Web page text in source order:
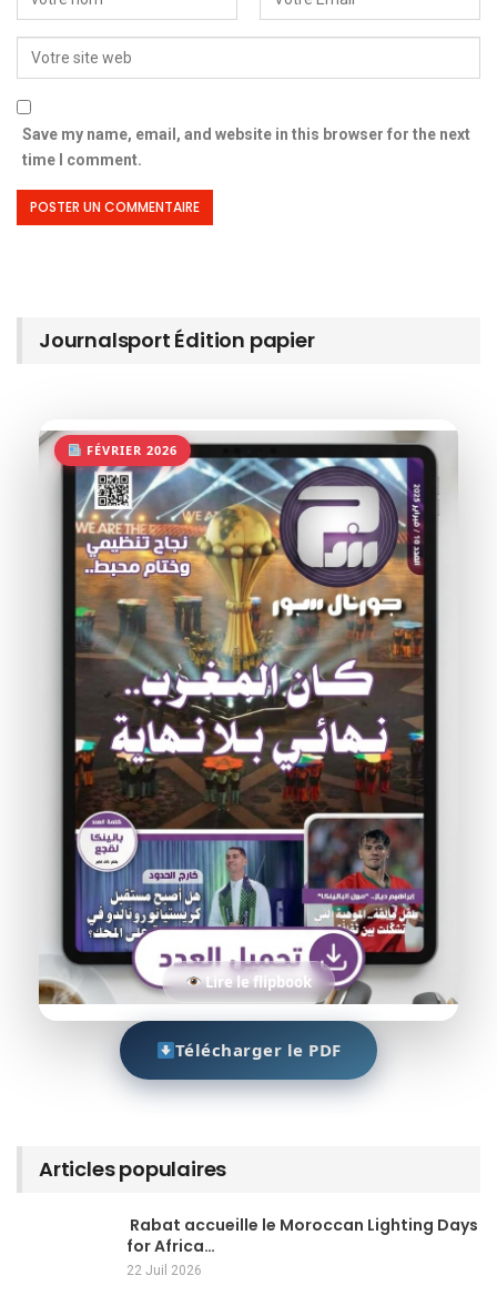
Save my name, email, and website in this browser for the next
time I comment.
Journalsport Édition papier
FÉVRIER 2026
Lire le flipbook
Télécharger le PDF
Articles populaires
Rabat accueille le Moroccan Lighting Days
for Africa…
22 Juil 2026